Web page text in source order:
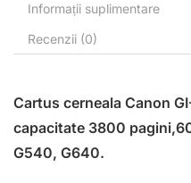
Informații suplimentare
Recenzii (0)
Cartus cerneala Canon
capacitate 3800
G540, G640.